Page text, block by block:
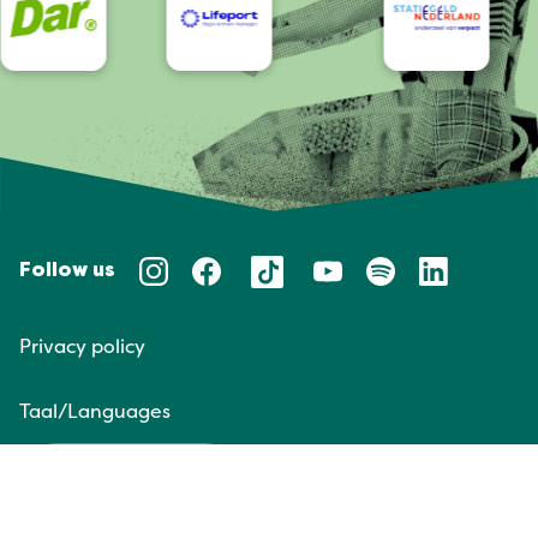
Follow us
Privacy policy
Taal/Languages